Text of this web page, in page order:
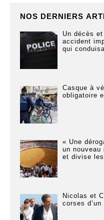
NOS DERNIERS
Un décès
accident
qui
Casque à
obligatoire
« Une
un
et divise
Nicolas et
corses